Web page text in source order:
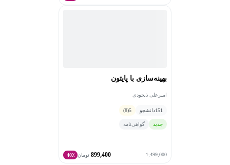
بهینه‌سازی با پایتون
امیرعلی ذیجودی
151دانشجو 5
(8)
جدید گواهی‌نامه
1,499,000
899,400 تومان 40٪